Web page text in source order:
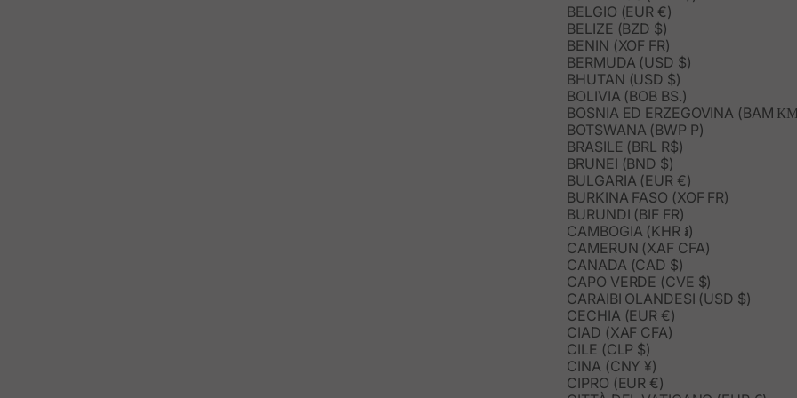
BELGIO (EUR €)
BELIZE (BZD $)
BENIN (XOF FR)
BERMUDA (USD $)
BHUTAN (USD $)
BOLIVIA (BOB BS.)
BOSNIA ED ERZEGOVINA (BAM
BOTSWANA (BWP P)
BRASILE (BRL R$)
BRUNEI (BND $)
BULGARIA (EUR €)
BURKINA FASO (XOF FR)
BURUNDI (BIF FR)
CAMBOGIA (KHR ៛)
CAMERUN (XAF CFA)
CANADA (CAD $)
CAPO VERDE (CVE $)
CARAIBI OLANDESI (USD $)
CECHIA (EUR €)
CIAD (XAF CFA)
CILE (CLP $)
CINA (CNY ¥)
CIPRO (EUR €)